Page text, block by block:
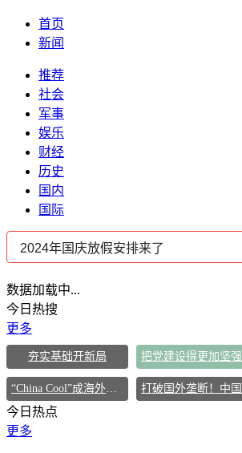
首页
新闻
推荐
社会
军事
娱乐
财经
历史
国内
国际
数据加载中...
今日热搜
更多
夯实基础开新局
“China Cool”成海外热词
今日热点
更多